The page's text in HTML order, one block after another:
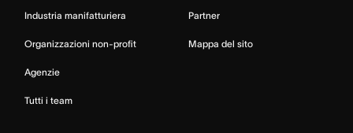
Industria manifatturiera
Organizzazioni non-profit
Agenzie
Tutti i team
Partner
Mappa del sito